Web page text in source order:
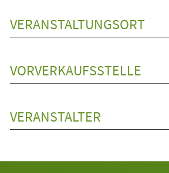
VERANSTALTUNGSORT
VORVERKAUFSSTELLE
VERANSTALTER